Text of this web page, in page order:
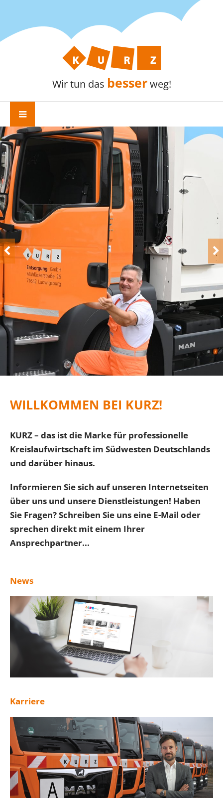
Wir tun das besserweg!
WILLKOMMEN BEI KURZ!
KURZ – das ist die Marke für professionelle
Kreislaufwirtschaft im Südwesten Deutschlands
und darüber hinaus.
Informieren Sie sich auf unseren Internetseiten
über uns und unsere Dienstleistungen! Haben
Sie Fragen? Schreiben Sie uns eine E-Mail oder
sprechen direkt mit einem Ihrer
Ansprechpartner...
News
Karriere